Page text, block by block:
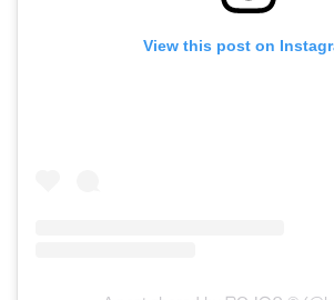
View this post on